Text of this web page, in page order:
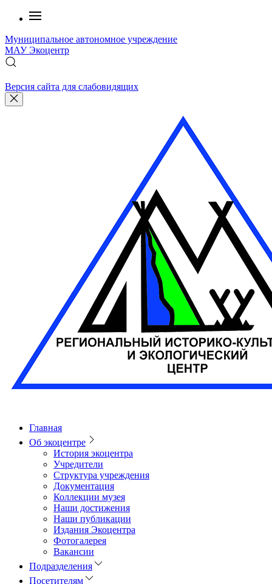
Муниципальное автономное учреждение
МАУЭкоцентр
Версия сайта для слабовидящих
Главная
Об экоцентре
История экоцентра
Учредители
Структура учреждения
Документация
Коллекции музея
Наши достижения
Наши публикации
Издания Экоцентра
Фотогалерея
Вакансии
Подразделения
Посетителям